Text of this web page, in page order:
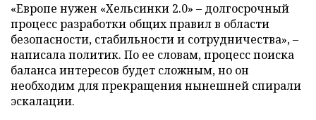
«Европе нужен «Хельсинки 2.0» – долгосрочный
процесс разработки общих правил в области
безопасности, стабильности и сотрудничества», –
написала политик. По ее словам, процесс поиска
баланса интересов будет сложным, но он
необходим для прекращения нынешней спирали
эскалации.